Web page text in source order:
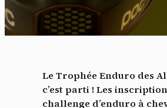
Le Trophée Enduro des
c’est parti ! Les
challenge d’enduro à